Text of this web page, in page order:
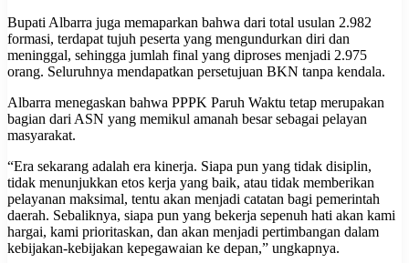
Bupati Albarra juga memaparkan bahwa dari total usulan 2.982
formasi, terdapat tujuh peserta yang mengundurkan diri dan
meninggal, sehingga jumlah final yang diproses menjadi 2.975
orang. Seluruhnya mendapatkan persetujuan BKN tanpa kendala.
Albarra menegaskan bahwa PPPK Paruh Waktu tetap merupakan
bagian dari ASN yang memikul amanah besar sebagai pelayan
masyarakat.
“Era sekarang adalah era kinerja. Siapa pun yang tidak disiplin,
tidak menunjukkan etos kerja yang baik, atau tidak memberikan
pelayanan maksimal, tentu akan menjadi catatan bagi pemerintah
daerah. Sebaliknya, siapa pun yang bekerja sepenuh hati akan kami
hargai, kami prioritaskan, dan akan menjadi pertimbangan dalam
kebijakan-kebijakan kepegawaian ke depan,” ungkapnya.